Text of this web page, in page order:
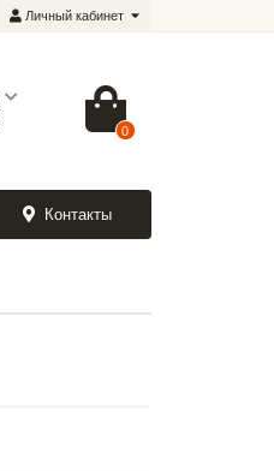
Личный кабинет
0
Контакты